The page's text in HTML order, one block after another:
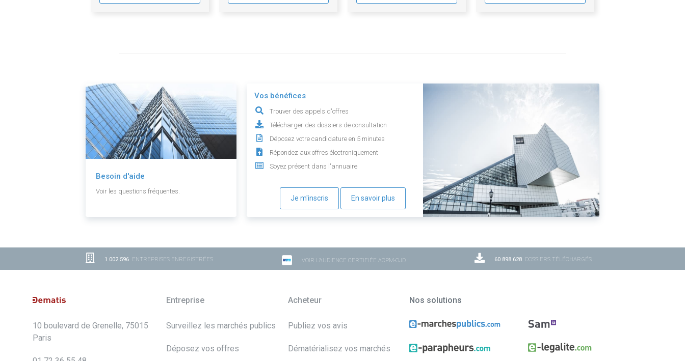
Besoin d'aide
Voir les questions fréquentes.
Vos bénéfices
Trouver des appels d'offres
Télécharger des dossiers de consultation
Déposez votre candidature en 5 minutes
Répondez aux offres électroniquement
Soyez présent dans l'annuaire
Je m'inscris En savoir plus
1 002 596 ENTREPRISES ENREGISTRÉES VOIR L'AUDIENCE CERTIFIÉE ACPM-OJD 60 898 628 DOSSIERS TÉLÉCHARGÉS
10 boulevard de Grenelle, 75015
Paris
Entreprise
Surveillez les marchés publics
Déposez vos offres
Acheteur
Publiez vos avis
Dématérialisez vos marchés
Nos solutions